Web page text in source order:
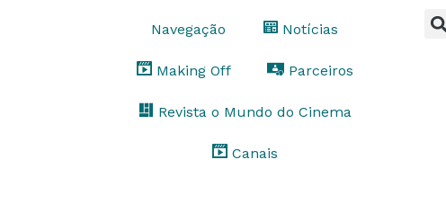
Navegação Notícias
Making Off Parceiros
Revista o Mundo do Cinema
Canais